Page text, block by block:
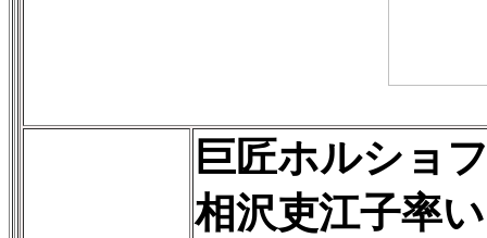
巨匠ホルショ
相沢吏江子率